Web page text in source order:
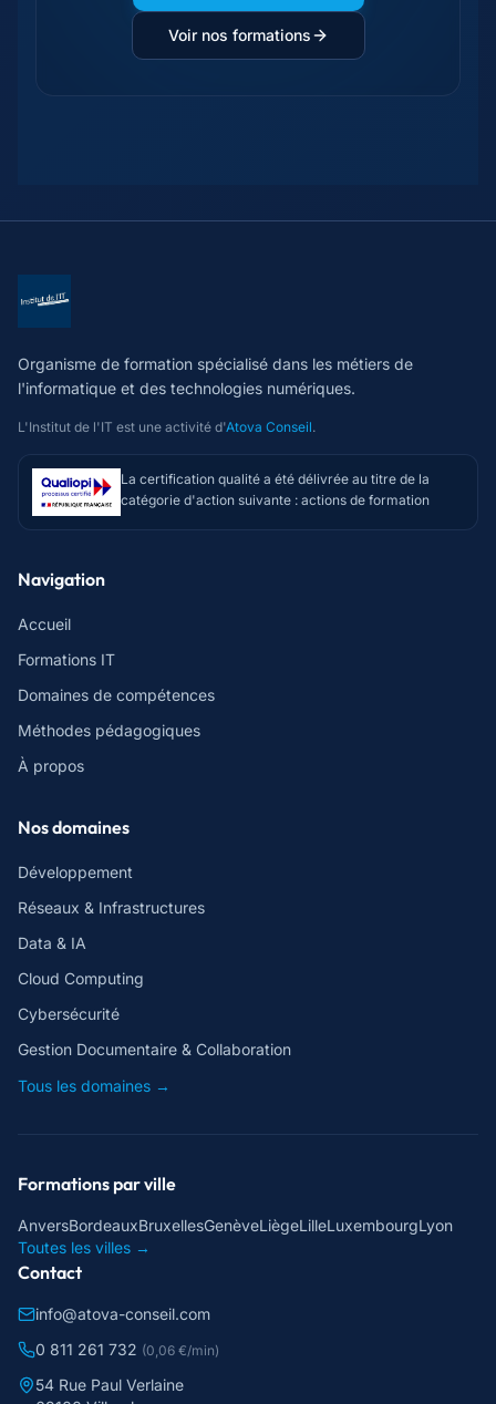
Voir nos formations
Organisme de formation spécialisé dans les métiers de
l'informatique et des technologies numériques.
L'Institut de l'IT est une activité d'Atova Conseil.
La certification qualité a été délivrée au titre de la
catégorie d'action suivante : actions de formation
Navigation
Accueil
Formations IT
Domaines de compétences
Méthodes pédagogiques
À propos
Nos domaines
Développement
Réseaux & Infrastructures
Data & IA
Cloud Computing
Cybersécurité
Gestion Documentaire & Collaboration
Tous les domaines →
Formations par ville
AnversBordeauxBruxellesGenèveLiègeLilleLuxembourgLyon
Toutes les villes →
Contact
info@atova-conseil.com
0 811 261 732 (0,06 €/min)
54 Rue Paul Verlaine